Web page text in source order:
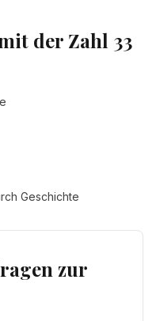
der Zahl 33
Geschichte
zur